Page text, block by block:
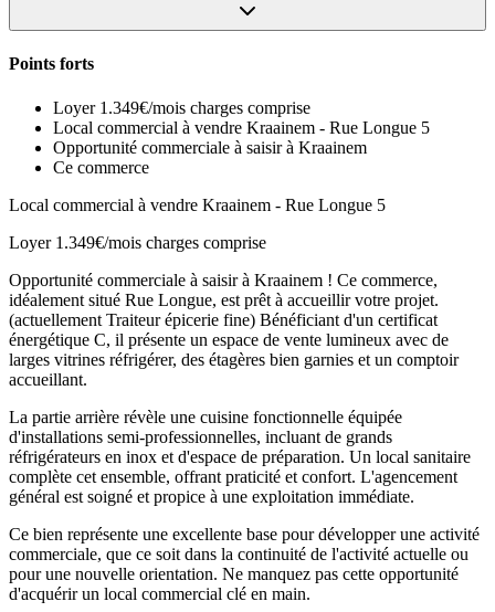
Points forts
Loyer 1.349€/mois charges comprise
Local commercial à vendre Kraainem - Rue Longue 5
Opportunité commerciale à saisir à Kraainem
Ce commerce
Local commercial à vendre Kraainem - Rue Longue 5
Loyer 1.349€/mois charges comprise
Opportunité commerciale à saisir à Kraainem ! Ce commerce,
idéalement situé Rue Longue, est prêt à accueillir votre projet.
(actuellement Traiteur épicerie fine) Bénéficiant d'un certificat
énergétique C, il présente un espace de vente lumineux avec de
larges vitrines réfrigérer, des étagères bien garnies et un comptoir
accueillant.
La partie arrière révèle une cuisine fonctionnelle équipée
d'installations semi-professionnelles, incluant de grands
réfrigérateurs en inox et d'espace de préparation. Un local sanitaire
complète cet ensemble, offrant praticité et confort. L'agencement
général est soigné et propice à une exploitation immédiate.
Ce bien représente une excellente base pour développer une activité
commerciale, que ce soit dans la continuité de l'activité actuelle ou
pour une nouvelle orientation. Ne manquez pas cette opportunité
d'acquérir un local commercial clé en main.